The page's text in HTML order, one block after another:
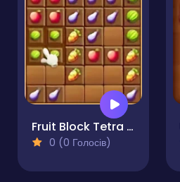
Fruit Block Tetra Puzzle
0 (0 Голосів)